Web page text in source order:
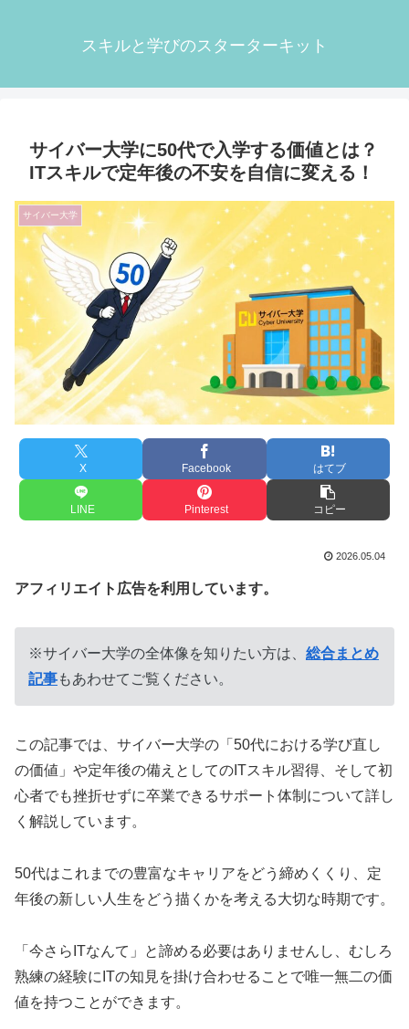
スキルと学びのスターターキット
サイバー大学に50代で入学する価値とは？
ITスキルで定年後の不安を自信に変える！
サイバー大学
X Facebook はてブ
LINE Pinterest コピー
2026.05.04
アフィリエイト広告を利用しています。
※サイバー大学の全体像を知りたい方は、 総合まとめ
記事もあわせてご覧ください。
この記事では、サイバー大学の「50代における学び直し
の価値」や定年後の備えとしてのITスキル習得、そして初
心者でも挫折せずに卒業できるサポート体制について詳し
く解説しています。
50代はこれまでの豊富なキャリアをどう締めくくり、定
年後の新しい人生をどう描くかを考える大切な時期です。
「今さらITなんて」と諦める必要はありませんし、むしろ
熟練の経験にITの知見を掛け合わせることで唯一無二の価
値を持つことができます。